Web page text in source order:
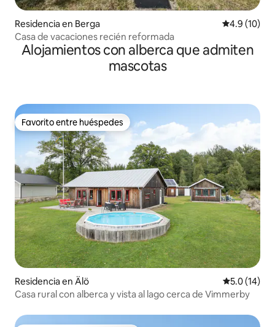
Residencia en Berga Calificación
4.9 (10)
Casa de vacaciones recién reformada
Alojamientos con alberca que admiten
mascotas
Favorito entre huéspedes
Favorito entre huéspedes
Residencia en Älö Calificación
5.0 (14)
Casa rural con alberca y vista al lago cerca de Vimmerby